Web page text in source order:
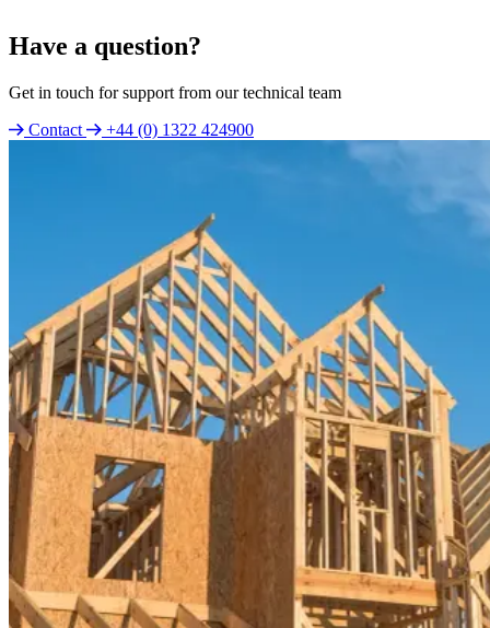
Have a question?
Get in touch for support from our technical team
Contact
+44 (0) 1322 424900